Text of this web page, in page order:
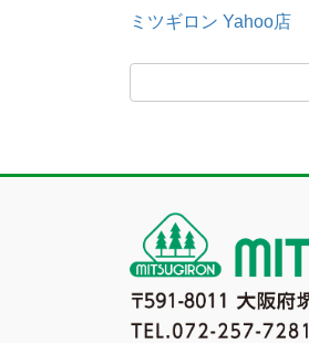
ミツギロン Yahoo店